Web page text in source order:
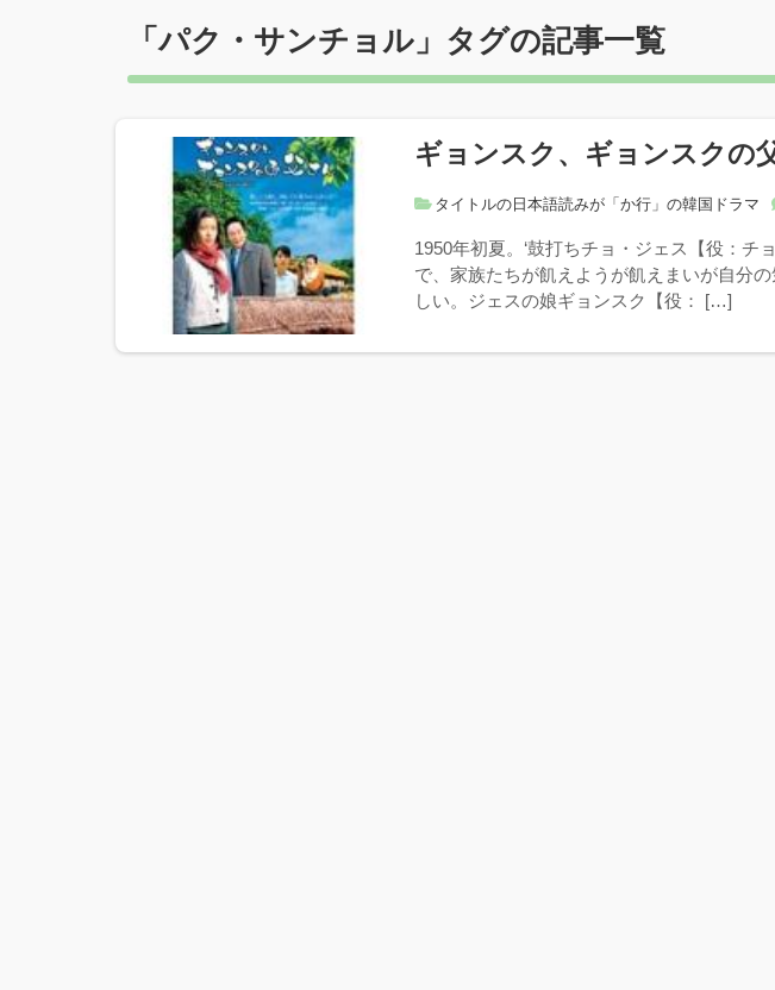
「 パク・サンチョル 」タグの記事一覧
ギョンスク、ギョンスクの
タイトルの日本語読みが「か行」の韓国ドラマ
1950年初夏。‘鼓打ちチョ・ジェス【役：チ
で、家族たちが飢えようが飢えまいが自分
しい。ジェスの娘ギョンスク【役： […]